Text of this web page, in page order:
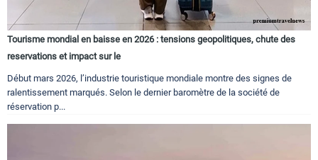
Tourisme mondial en baisse en 2026 : tensions geopolitiques, chute des
reservations et impact sur le
Début mars 2026, l’industrie touristique mondiale montre des signes de
ralentissement marqués. Selon le dernier baromètre de la société de
réservation p...